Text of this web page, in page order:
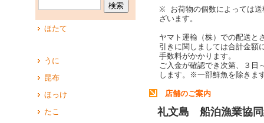
ほたて
うに
昆布
ほっけ
たこ
※ お荷物の個数によっては送
ざいます。
ヤマト運輸（株）での配送と
引きに関しましては合計金額
手数料がかかります。
ご入金が確認でき次第、３日
します。
※一部鮮魚を除きま
店舗のご案内
礼文島 船泊漁業協